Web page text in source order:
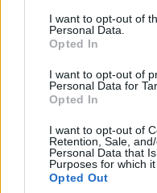
consent section.
I want to opt-out of
Personal Data.
Opted In
I want to opt-out of
Personal Data for
Opted In
I want to opt-out of
Retention, Sale,
Personal Data that
Purposes for which it
Opted Out
vádakat.
Joe Biden
Nancy Pelosi
során méltatta a